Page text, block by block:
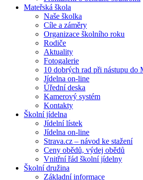
Mateřská škola
Naše školka
Cíle a záměry
Organizace školního roku
Rodiče
Aktuality
Fotogalerie
10 dobrých rad při nástupu do
Jídelna on-line
Úřední deska
Kamerový systém
Kontakty
Školní jídelna
Jídelní lístek
Jídelna on-line
Strava.cz – návod ke stažení
Ceny obědů, výdej obědů
Vnitřní řád školní jídelny
Školní družina
Základní informace